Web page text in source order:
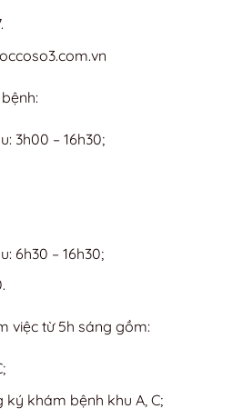
3h00 – 16h30;
6h30 – 16h30;
việc từ 5h sáng gồm:
khám bệnh khu A, C;